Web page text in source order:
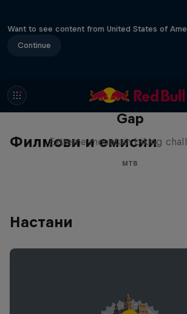
Want to see content from United States of
Continue
Филмови и емисии
Matt Jones: The
Gap
Extreme mountain biking
MTB
Настани